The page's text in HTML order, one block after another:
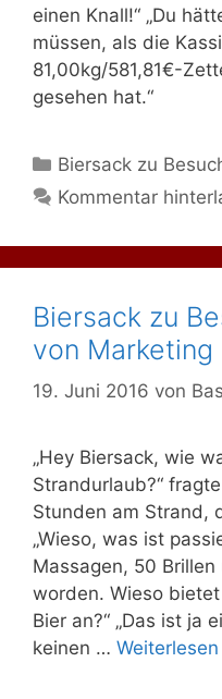
einen Knall!“ „Du
müssen, als die
81,00kg/581,81€-
gesehen hat.“
Kategorien
Biersack zu
Kommentar
Biersack zu
von Marketing
19. Juni 2016 von
„Hey Biersack, wie
Strandurlaub?“
Stunden am Strand,
„Wieso, was ist
Massagen, 50
worden. Wieso
Bier an?“ „Das ist ja
keinen … Weiterlesen